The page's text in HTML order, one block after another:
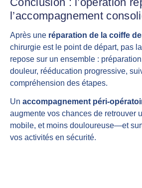
l’accompagnement
Après une réparation de la coiffe
chirurgie est le point de départ, pas
repose sur un ensemble :
douleur, rééducation progressive,
compréhension des étapes.
Un accompagnement péri-
augmente vos chances de retrouver
mobile, et moins douloureuse—et
vos activités en sécurité.